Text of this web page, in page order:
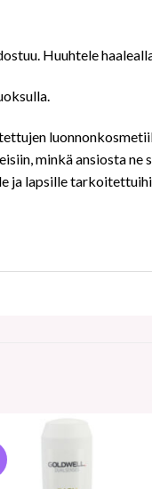
Huuhtele
minkä ansiosta
ja lapsille